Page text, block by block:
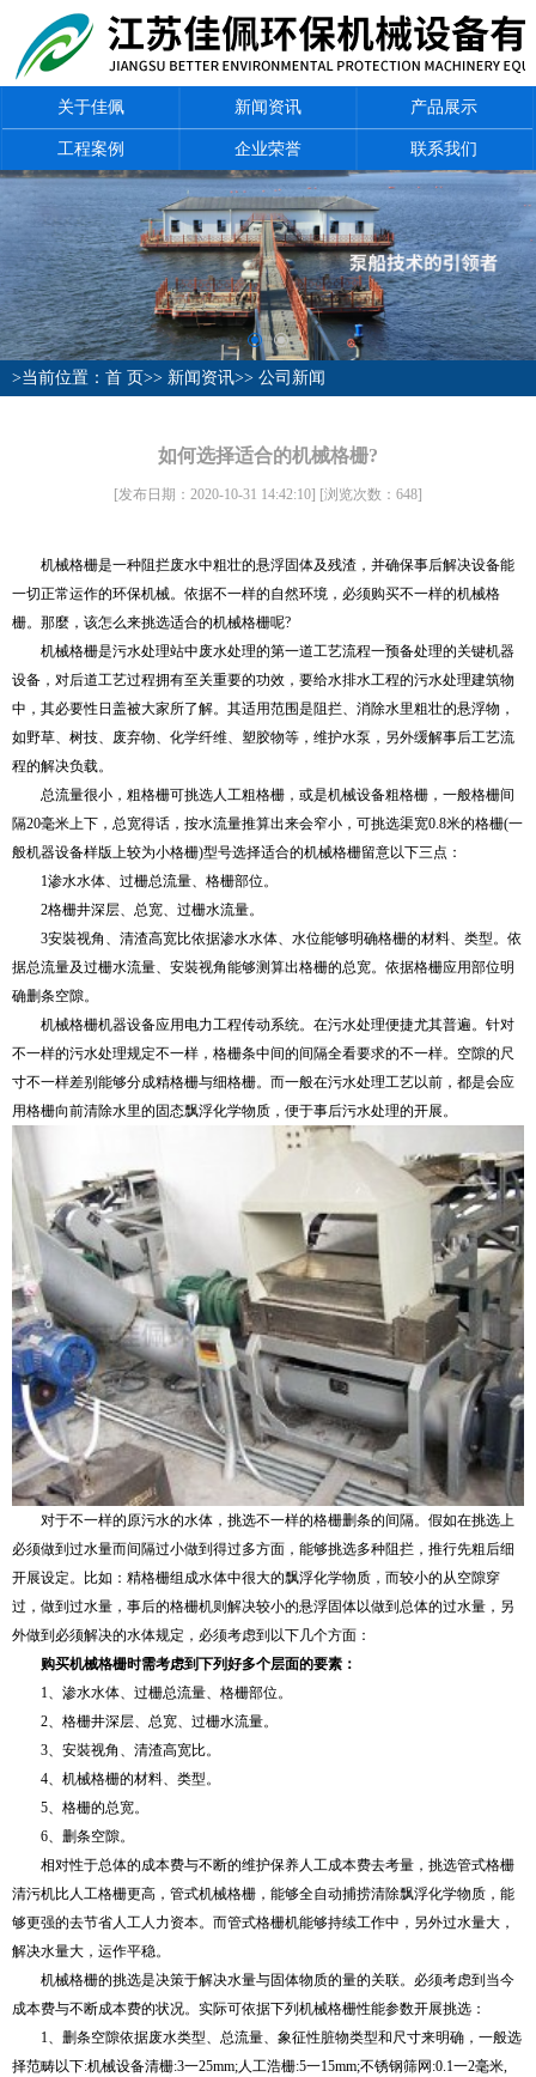
关于佳佩 新闻资讯 产品展示
工程案例 企业荣誉 联系我们
>当前位置： 首 页>> 新闻资讯>> 公司新闻
如何选择适合的机械格栅?
[发布日期：2020-10-31 14:42:10] [浏览次数： 648]
机械格栅是一种阻拦废水中粗壮的悬浮固体及残渣，并确保事后解决设备能
一切正常运作的环保机械。依据不一样的自然环境，必须购买不一样的机械格
栅。那麼，该怎么来挑选适合的机械格栅呢?
机械格栅是污水处理站中废水处理的第一道工艺流程一预备处理的关键机器
设备，对后道工艺过程拥有至关重要的功效，要给水排水工程的污水处理建筑物
中，其必要性日盖被大家所了解。其适用范围是阻拦、消除水里粗壮的悬浮物，
如野草、树技、废弃物、化学纤维、塑胶物等，维护水泵，另外缓解事后工艺流
程的解决负载。
总流量很小，粗格栅可挑选人工粗格栅，或是机械设备粗格栅，一般格栅间
隔20毫米上下，总宽得话，按水流量推算出来会窄小，可挑选渠宽0.8米的格栅(一
般机器设备样版上较为小格栅)型号选择适合的机械格栅留意以下三点：
1渗水水体、过栅总流量、格栅部位。
2格栅井深层、总宽、过栅水流量。
3安裝视角、清渣高宽比依据渗水水体、水位能够明确格栅的材料、类型。依
据总流量及过栅水流量、安裝视角能够测算出格栅的总宽。依据格栅应用部位明
确删条空隙。
机械格栅机器设备应用电力工程传动系统。在污水处理便捷尤其普遍。针对
不一样的污水处理规定不一样，格栅条中间的间隔全看要求的不一样。空隙的尺
寸不一样差别能够分成精格栅与细格栅。而一般在污水处理工艺以前，都是会应
用格栅向前清除水里的固态飘浮化学物质，便于事后污水处理的开展。
对于不一样的原污水的水体，挑选不一样的格栅删条的间隔。假如在挑选上
必须做到过水量而间隔过小做到得过多方面，能够挑选多种阻拦，推行先粗后细
开展设定。比如：精格栅组成水体中很大的飘浮化学物质，而较小的从空隙穿
过，做到过水量，事后的格栅机则解决较小的悬浮固体以做到总体的过水量，另
外做到必须解决的水体规定，必须考虑到以下几个方面：
购买机械格栅时需考虑到下列好多个层面的要素：
1、渗水水体、过栅总流量、格栅部位。
2、格栅井深层、总宽、过栅水流量。
3、安裝视角、清渣高宽比。
4、机械格栅的材料、类型。
5、格栅的总宽。
6、删条空隙。
相对性于总体的成本费与不断的维护保养人工成本费去考量，挑选管式格栅
清污机比人工格栅更高，管式机械格栅，能够全自动捕捞清除飘浮化学物质，能
够更强的去节省人工人力资本。而管式格栅机能够持续工作中，另外过水量大，
解决水量大，运作平稳。
机械格栅的挑选是决策于解决水量与固体物质的量的关联。必须考虑到当今
成本费与不断成本费的状况。实际可依据下列机械格栅性能参数开展挑选：
1、删条空隙依据废水类型、总流量、象征性脏物类型和尺寸来明确，一般选
择范畴以下:机械设备清栅:3一25mm;人工浩栅:5一15mm;不锈钢筛网:0.1一2毫米,